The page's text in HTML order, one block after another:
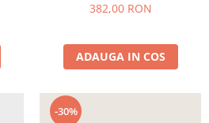
legumelor
382,00 RON
ADAUGA IN COS
-30%